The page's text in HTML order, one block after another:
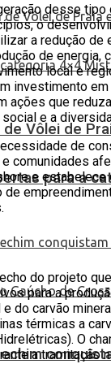
de Vôlei de
para a
desse tipo
o
a redução de
de energia,
local e
investimento
ações que
e a
de
comunidades
e estabelece
do projeto
para a
do carvão
térmicas a
O
a tramitação